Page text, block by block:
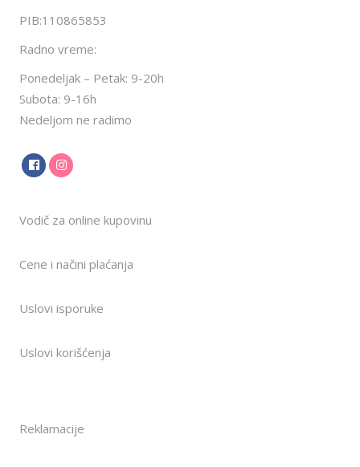
PIB:110865853
Radno vreme:
Ponedeljak – Petak: 9-20h
Subota: 9-16h
Nedeljom ne radimo
Vodič za online kupovinu
Cene i načini plaćanja
Uslovi isporuke
Uslovi korišćenja
Reklamacije